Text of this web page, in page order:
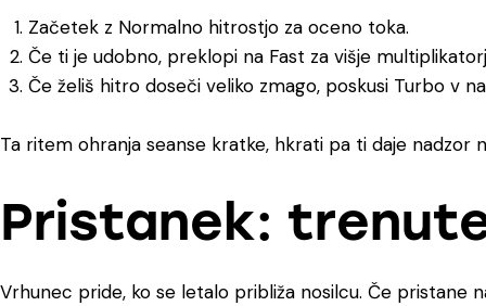
Začetek z Normalno hitrostjo za oceno toka.
Če ti je udobno, preklopi na Fast za višje
Če želiš hitro doseči veliko zmago, poskusi Turbo v
Ta ritem ohranja seanse kratke, hkrati pa ti daje nadzor
Pristanek:
Vrhunec pride, ko se letalo približa nosilcu. Če pristane